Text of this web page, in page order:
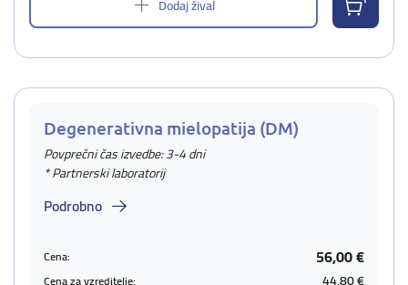
Dodaj žival
Degenerativna mielopatija (DM)
Povprečni čas izvedbe: 3-4 dni
* Partnerski laboratorij
Podrobno
Cena: 56,00 €
Cena za vzreditelje: